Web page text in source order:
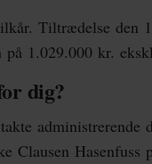
Tiltrædelse den
1.029.000 kr.
dig?
administrerende
Clausen